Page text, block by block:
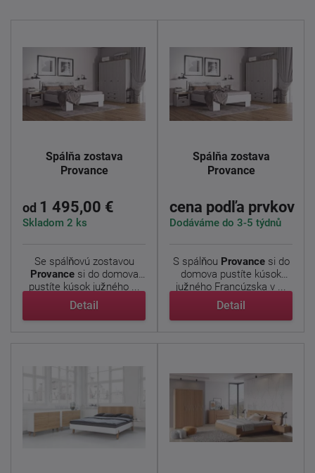
Spálňa zostava
Provance
od 1 495,00 €
Skladom 2 ks
Se spálňovú zostavou
Provance si do domova
pustíte kúsok južného ...
Detail
Spálňa zostava
Provance
cena podľa prvkov
Dodáváme do 3-5 týdnů
S spálňou Provancesi do
domova pustíte kúsok
južného Francúzska v ...
Detail